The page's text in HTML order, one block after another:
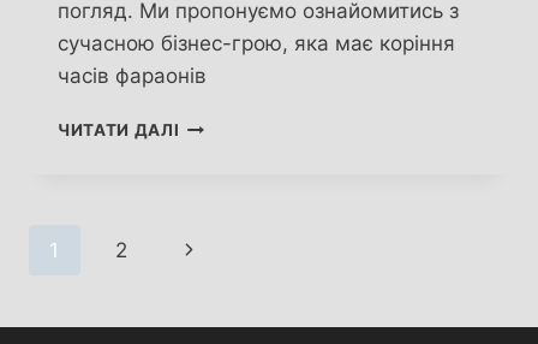
погляд. Ми пропонуємо ознайомитись з
сучасною бізнес-грою, яка має коріння
часів фараонів
ЧИТАТИ ДАЛІ ЖИТТЯ
Навігація
1 2
Наступна